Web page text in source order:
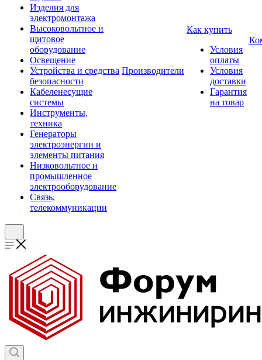
Изделия для
электромонтажа
Высоковольтное и
щитовое
оборудование
Освещение
Устройства и средства
безопасности
Кабеленесущие
системы
Инструменты,
техника
Генераторы
электроэнергии и
элементы питания
Низковольтное и
промышленное
электрооборудование
Связь,
телекоммуникации
Производители
Как купить
Условия
оплаты
Условия
доставки
Гарантия
на товар